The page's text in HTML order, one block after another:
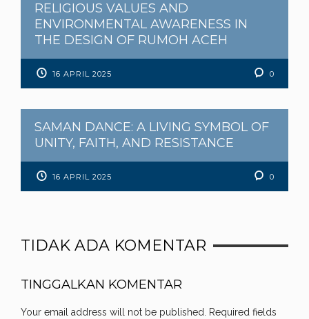
RELIGIOUS VALUES AND
ENVIRONMENTAL AWARENESS IN
THE DESIGN OF RUMOH ACEH
16 APRIL 2025 0
SAMAN DANCE: A LIVING SYMBOL OF
UNITY, FAITH, AND RESISTANCE
16 APRIL 2025 0
TIDAK ADA KOMENTAR
TINGGALKAN KOMENTAR
Your email address will not be published. Required fields